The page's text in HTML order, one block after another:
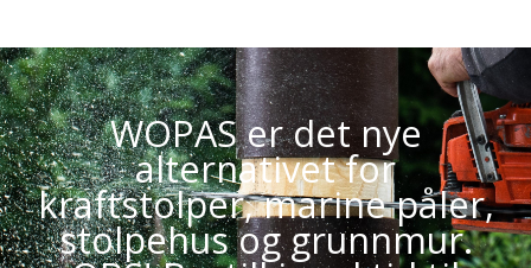
WOPAS er det nye
alternativet for
kraftstolper, marine påler,
stolpehus og grunnmur.